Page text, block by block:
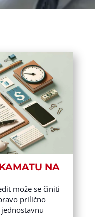
NA
može se činiti
prilično